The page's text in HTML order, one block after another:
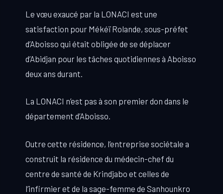
Le vœu exaucé par la LONACI est une
satisfaction pour Mékéï Rolande, sous-préfet
d’Aboisso qui était obligée de se déplacer
d’Abidjan pour les tâches quotidiennes à Aboisso
deux ans durant.
La LONACI n’est pas à son premier don dans le
département d’Aboisso.
Outre cette résidence, l’entreprise sociétale a
construit la résidence du médecin-chef du
centre de santé de Krindjabo et celles de
l’infirmier et de la sage-femme de Sanhounkro